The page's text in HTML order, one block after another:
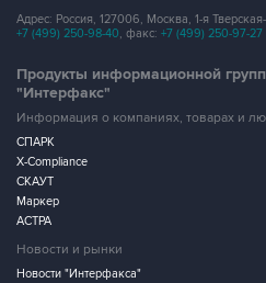
Адрес: Россия, 127006, Москва, 1-я
+7 (499) 250-98-40, факс: +7 (499) 250-97-27
Продукты информационной
"Интерфакс"
Информация о компаниях, товарах и
СПАРК
X-Compliance
СКАУТ
Маркер
АСТРА
Новости и рынки
Новости "Интерфакса"